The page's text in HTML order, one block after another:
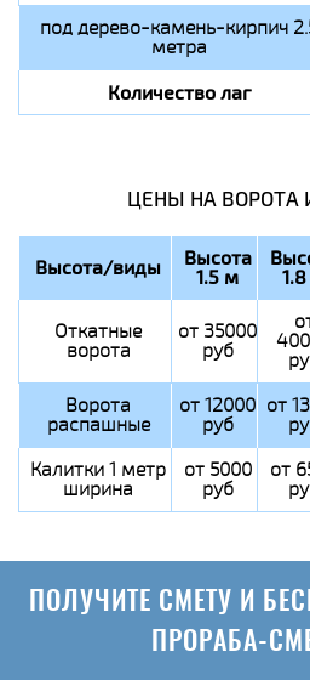
под дерево-камень-кирпич
метра
Количество лаг
ЦЕНЫ НА ВОРОТА
Высота/виды Высота
1.5 м
Откатные
ворота
от 35000
руб
Ворота
распашные
от 12000
руб
от
Калитки 1 метр
ширина
от 5000
руб
от
ПОЛУЧИТЕ СМЕТУ И
ПРОРАБА-